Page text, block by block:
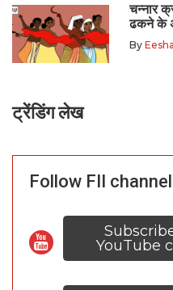
चन्नार
ढकने के
By Eesha
ट्रेंडिंग लेख
Follow FII
YouTube